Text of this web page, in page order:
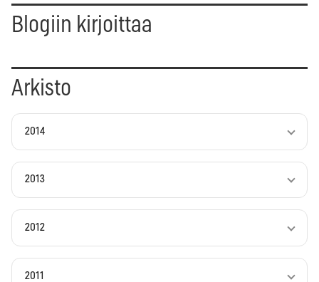
Blogiin kirjoittaa
Arkisto
2014
2013
2012
2011